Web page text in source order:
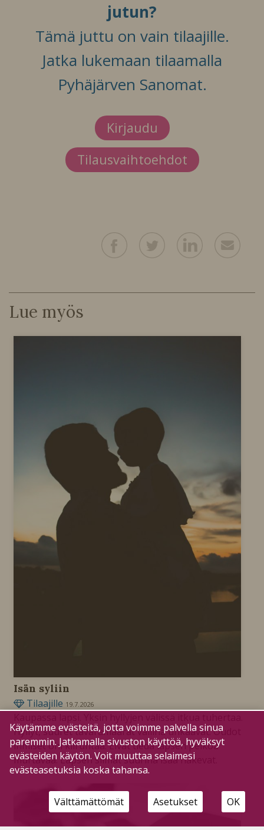
jutun?
Tämä juttu on vain tilaajille.
Jatka lukemaan tilaamalla
Pyhäjärven Sanomat.
Kirjaudu
Tilausvaihtoehdot
Lue myös
Isän syliin
Tilaajille 19.7.2026
Hyllyt, suuret tavaramäärät vallina uhkaavat. Oudot
ihmiset ohi kiiruhtaa. Eivät tiedä lapsen pelkoa
murtavaa. Lapsen silmät suurina isää hakevat.
Käytämme evästeitä, jotta voimme palvella sinua
paremmin. Jatkamalla sivuston käyttöä, hyväksyt
evästeiden käytön. Voit muuttaa selaimesi
evästeasetuksia koska tahansa.
Välttämättömät Asetukset OK